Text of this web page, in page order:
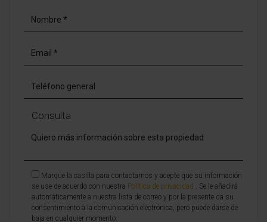
Consulta
Marque la casilla para contactarnos y acepte que su información
se use de acuerdo con nuestra Política de privacidad . Se le añadirá
automáticamente a nuestra lista de correo y por la presente da su
consentimiento a la comunicación electrónica, pero puede darse de
baja en cualquier momento.